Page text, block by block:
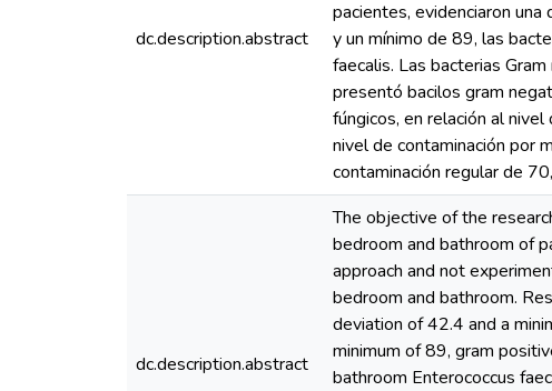
dc.description.abstract
pacientes, evidenciaron
y un mínimo de 89, las
faecalis. Las bacterias
presentó bacilos gram
fúngicos, en relación al
nivel de contaminación por
contaminación regular de
dc.description.abstract
The objective of the
bedroom and bathroom of
approach and not
bedroom and bathroom.
deviation of 42.4 and a
minimum of 89, gram
bathroom Enterococcus